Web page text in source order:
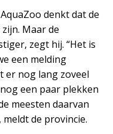
denkt dat de
Maar de
zegt hij. “Het is
een melding
er nog lang zoveel
een paar plekken
meesten daarvan
de provincie.